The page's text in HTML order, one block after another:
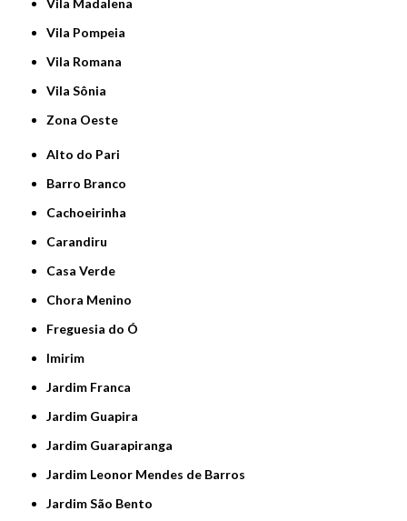
Vila Madalena
Vila Pompeia
Vila Romana
Vila Sônia
Zona Oeste
Alto do Pari
Barro Branco
Cachoeirinha
Carandiru
Casa Verde
Chora Menino
Freguesia do Ó
Imirim
Jardim Franca
Jardim Guapira
Jardim Guarapiranga
Jardim Leonor Mendes de Barros
Jardim São Bento